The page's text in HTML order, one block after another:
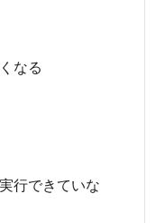
なる
行できていな